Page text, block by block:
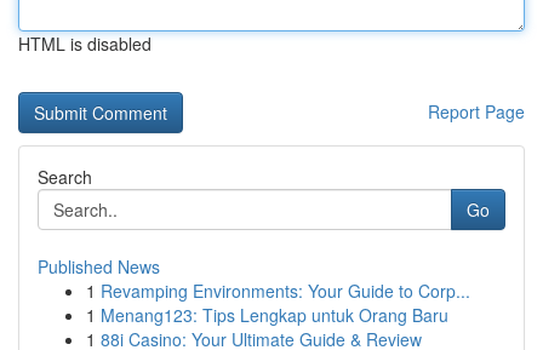
HTML is disabled
Report Page
Search
Go
Published News
1 Revamping Environments: Your Guide to Corp...
1 Menang123: Tips Lengkap untuk Orang Baru
1 88i Casino: Your Ultimate Guide & Review